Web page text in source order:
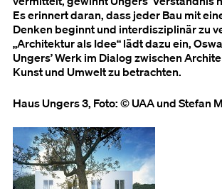
Es erinnert daran, dass jeder Bau mit
Denken beginnt und interdisziplinär zu
„Architektur als Idee“ lädt dazu ein,
Ungers’ Werk im Dialog zwischen
Kunst und Umwelt zu betrachten.
Haus Ungers 3, Foto: © UAA und Stefan